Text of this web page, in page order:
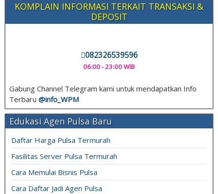
KOMPLAIN INFORMASI TERKAIT TRANSAKSI &
DEPOSIT
082326539596
06:00 - 23:00 WIB
Gabung Channel Telegram kami untuk mendapatkan Info
Terbaru @info_ WPM
Edukasi Agen Pulsa Baru
Daftar Harga Pulsa Termurah
Fasilitas Server Pulsa Termurah
Cara Memulai Bisnis Pulsa
Cara Daftar Jadi Agen Pulsa